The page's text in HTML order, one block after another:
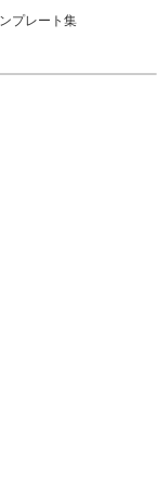
プレート集